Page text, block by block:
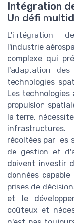
Intégration
Un défi
L'intégration
l'industrie
complexe qui
l'adaptation
technologies
Les technologies
propulsion
la terre,
récoltées par les
de gestion et
doivent investir
données
prises de
et le
coûteux et